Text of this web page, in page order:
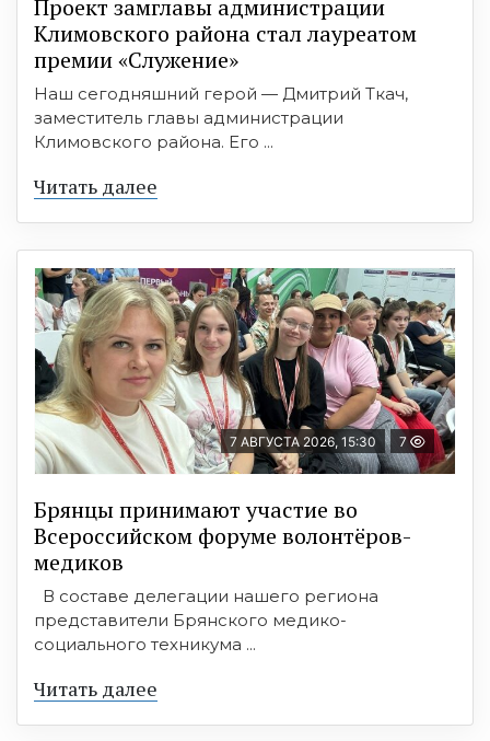
Проект замглавы администрации
Климовского района стал лауреатом
премии «Служение»
Наш сегодняшний герой — Дмитрий Ткач,
заместитель главы администрации
Климовского района. Его ...
Читать далее
7 АВГУСТА 2026, 15:30 7
Брянцы принимают участие во
Всероссийском форуме волонтёров-
медиков
В составе делегации нашего региона
представители Брянского медико-
социального техникума ...
Читать далее